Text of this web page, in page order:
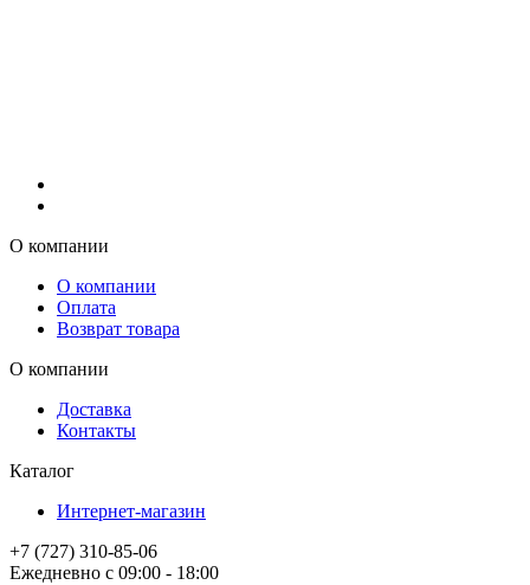
О компании
О компании
Оплата
Возврат товара
О компании
Доставка
Контакты
Каталог
Интернет-магазин
+7 (727) 310-85-06
Ежедневно с 09:00 - 18:00